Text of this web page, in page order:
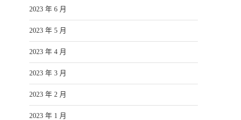
2023 年 6 月
2023 年 5 月
2023 年 4 月
2023 年 3 月
2023 年 2 月
2023 年 1 月